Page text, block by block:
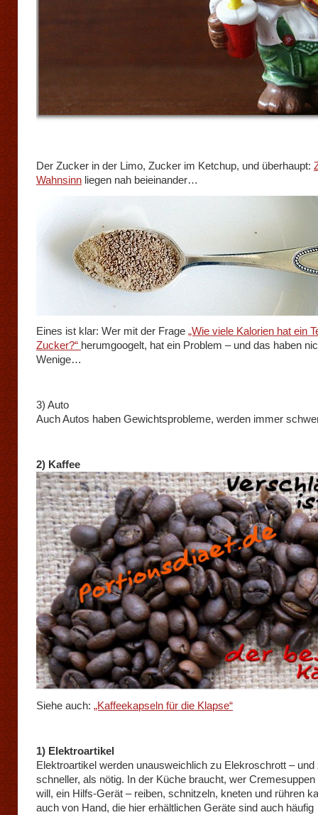
Der Zucker in der Limo, Zucker im Ketchup, und überhaupt:
Wahnsinn liegen nah beieinander…
Eines ist klar: Wer mit der Frage „Wie viele Kalorien hat ein
Zucker?“ herumgoogelt, hat ein Problem – und das haben
Wenige…
3) Auto
Auch Autos haben Gewichtsprobleme, werden immer
2) Kaffee
Siehe auch: „Kaffeekapseln für die Klapse“
1) Elektroartikel
Elektroartikel werden unausweichlich zu Elekroschrott – und
schneller, als nötig. In der Küche braucht, wer Cremesuppen
will, ein Hilfs-Gerät – reiben, schnitzeln, kneten und rühren
auch von Hand, die hier erhältlichen Geräte sind auch häufig